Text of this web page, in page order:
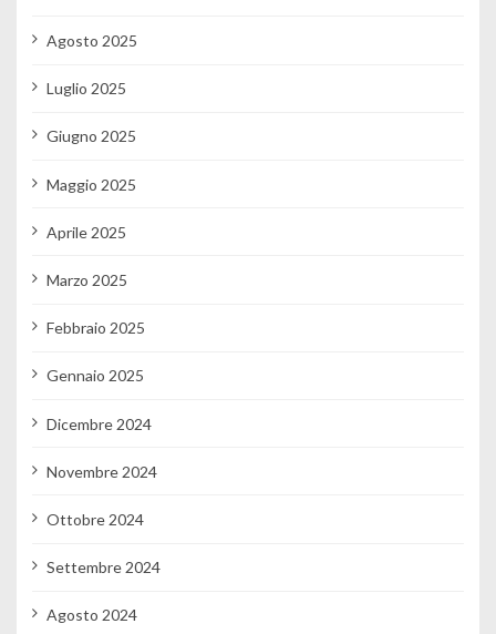
Agosto 2025
Luglio 2025
Giugno 2025
Maggio 2025
Aprile 2025
Marzo 2025
Febbraio 2025
Gennaio 2025
Dicembre 2024
Novembre 2024
Ottobre 2024
Settembre 2024
Agosto 2024